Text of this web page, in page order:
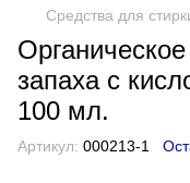
Средства для
запаха с
100 мл.
Артикул: 000213-1